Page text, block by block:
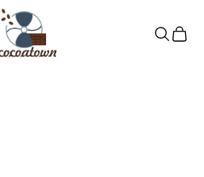
CocoaTown